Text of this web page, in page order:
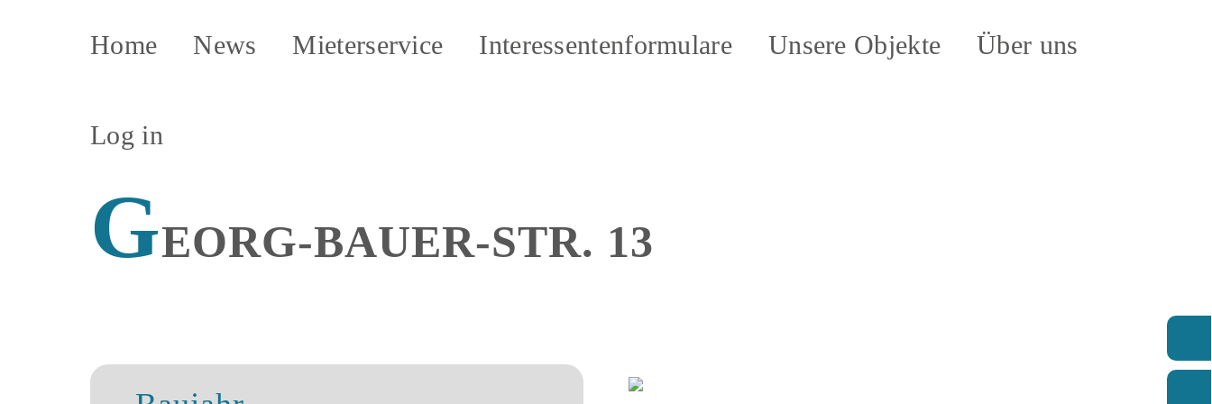
Home News Mieterservice Interessentenformulare Unsere Objekte Über uns
Log in
GEORG-BAUER-STR. 13